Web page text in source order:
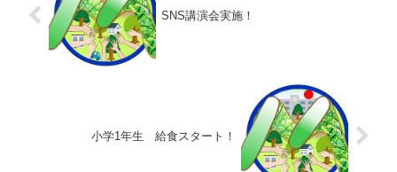
SNS講演会実施！
小学1年生 給食スタート！